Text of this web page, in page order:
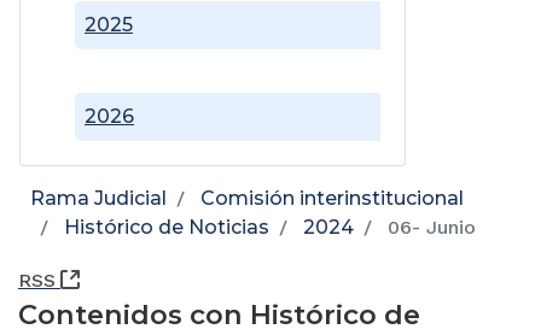
2025
2026
Rama Judicial
Comisión interinstitucional
Histórico de Noticias
2024 06- Junio
RSS (Abre una nueva ventana)
Contenidos con Histórico de